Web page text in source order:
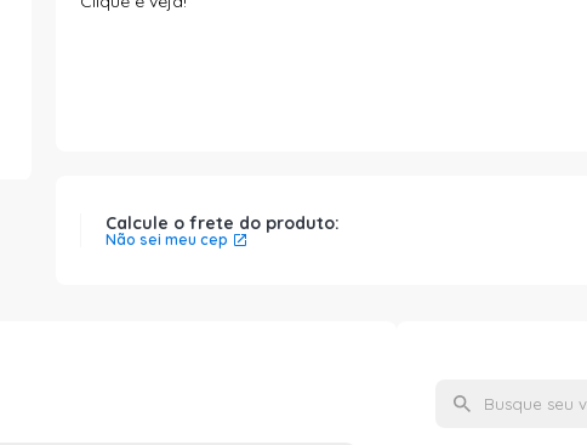
Calcule o frete do produto:
Não sei meu cep